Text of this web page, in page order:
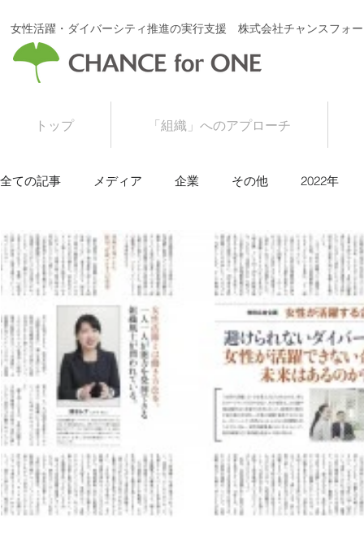
女性活躍・ダイバーシティ推進の実行支援 株式会社チャンスフォ
トップ 「組織」へのアプローチ
全ての記事 メディア 企業 その他 2022年
2016年 2015年